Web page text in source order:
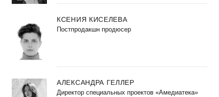
КСЕНИЯ КИСЕЛЕВА
Постпродакшн продюсер
АЛЕКСАНДРА ГЕЛЛЕР
Директор специальных проектов «Амедиатека»